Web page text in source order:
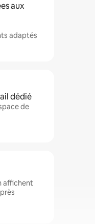
aux
adaptés
dédié
de
affichent